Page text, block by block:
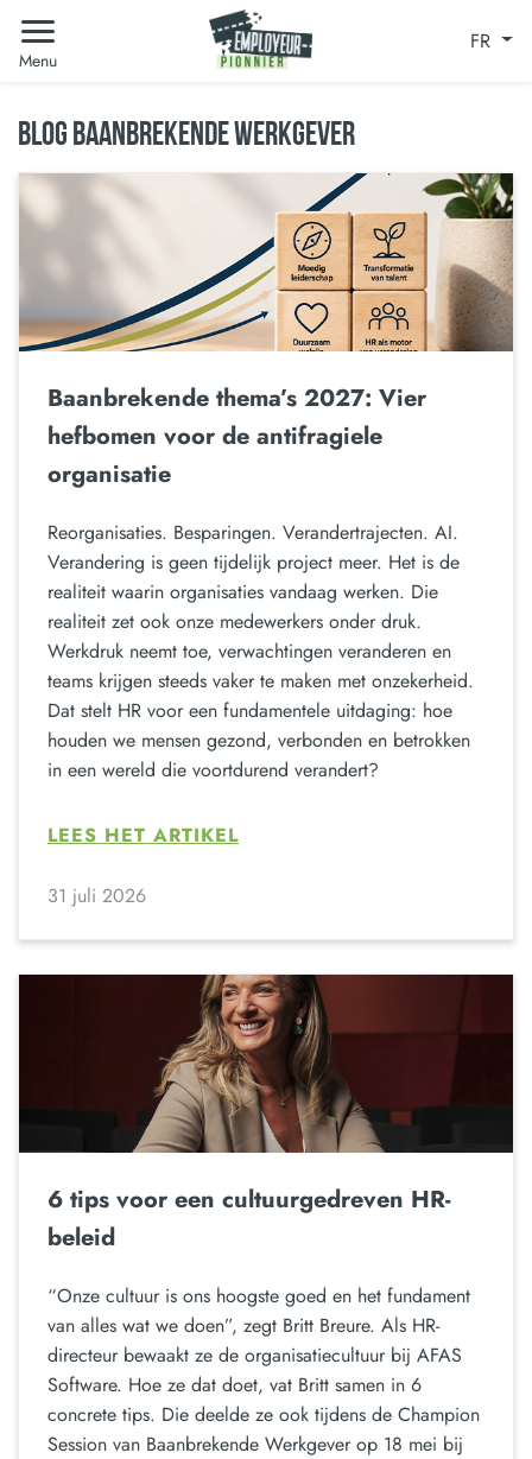
Menu
FR
BLOG BAANBREKENDE WERKGEVER
Baanbrekende thema’s 2027: Vier
hefbomen voor de antifragiele
organisatie
Reorganisaties. Besparingen. Verandertrajecten. AI.
Verandering is geen tijdelijk project meer. Het is de
realiteit waarin organisaties vandaag werken. Die
realiteit zet ook onze medewerkers onder druk.
Werkdruk neemt toe, verwachtingen veranderen en
teams krijgen steeds vaker te maken met onzekerheid.
Dat stelt HR voor een fundamentele uitdaging: hoe
houden we mensen gezond, verbonden en betrokken
in een wereld die voortdurend verandert?
LEES HET ARTIKEL
31 juli 2026
6 tips voor een cultuurgedreven HR-
beleid
“Onze cultuur is ons hoogste goed en het fundament
van alles wat we doen”, zegt Britt Breure. Als HR-
directeur bewaakt ze de organisatiecultuur bij AFAS
Software. Hoe ze dat doet, vat Britt samen in 6
concrete tips. Die deelde ze ook tijdens de Champion
Session van Baanbrekende Werkgever op 18 mei bij